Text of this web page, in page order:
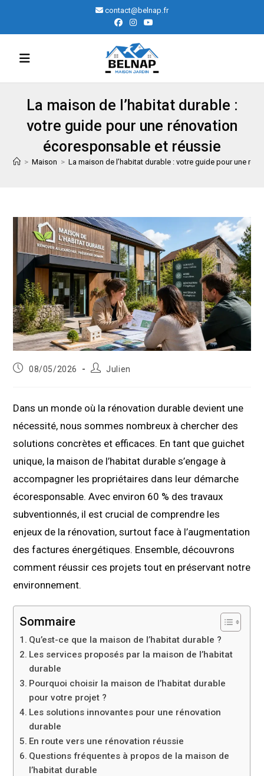
content
contact@belnap.fr
La maison de l’habitat durable :
votre guide pour une rénovation
écoresponsable et réussie
> Maison > La maison de l’habitat durable : votre guide pour une
Publication
08/05/2026
Auteur/autrice
Julien
Dans un monde où la rénovation durable devient une
nécessité, nous sommes nombreux à chercher des
solutions concrètes et efficaces. En tant que guichet
unique, la maison de l’habitat durable s’engage à
accompagner les propriétaires dans leur démarche
écoresponsable. Avec environ 60 % des travaux
subventionnés, il est crucial de comprendre les
enjeux de la rénovation, surtout face à l’augmentation
des factures énergétiques. Ensemble, découvrons
comment réussir ces projets tout en préservant notre
environnement.
Sommaire
Qu’est-ce que la maison de l’habitat durable ?
Les services proposés par la maison de l’habitat
durable
Pourquoi choisir la maison de l’habitat durable
pour votre projet ?
Les solutions innovantes pour une rénovation
durable
En route vers une rénovation réussie
Questions fréquentes à propos de la maison de
l’habitat durable